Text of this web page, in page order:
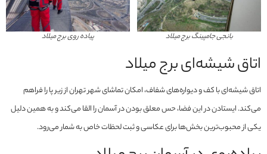
بانجی جامپینگ برج میلاد پیاده روی برج میلاد
اتاق شیشه‌ای برج میلاد
اتاق شیشه‌ای با کف و دیواره‌های شفاف، امکان تماشای شهر تهران از زیر پا را فراهم
می‌کند. ایستادن در این فضا، حس معلق بودن در آسمان را القا می‌کند و به همین دلیل
یکی از محبوب‌ترین بخش‌ها برای عکاسی و ثبت لحظات خاص به شمار می‌رود.